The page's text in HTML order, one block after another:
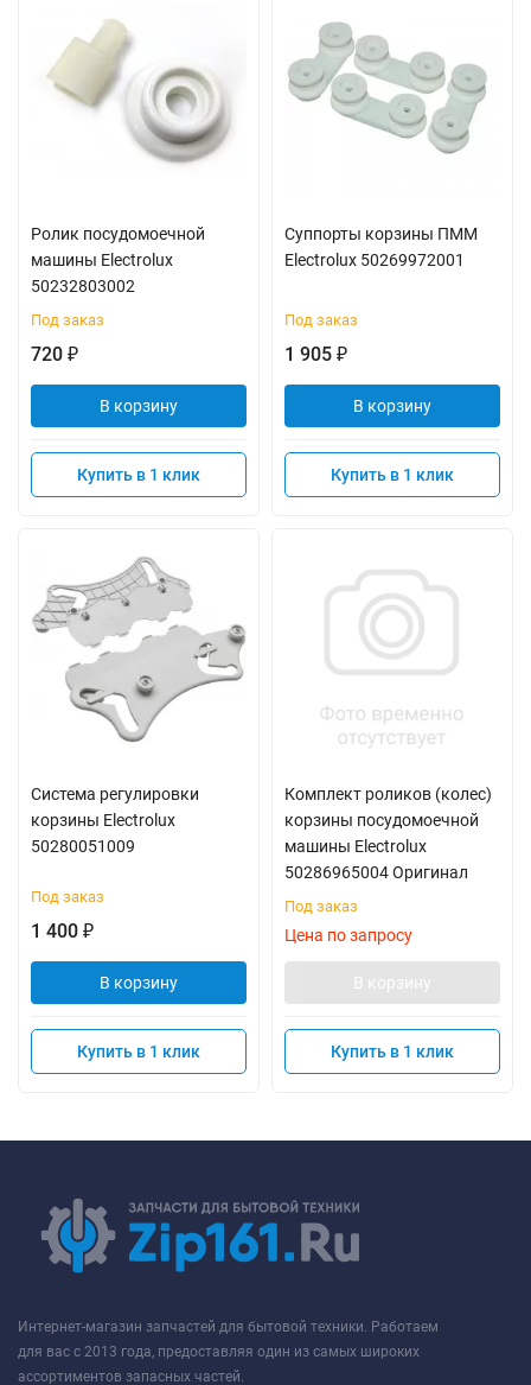
Ролик посудомоечной
машины Electrolux
50232803002
Под заказ
720 ₽
В корзину
Купить в 1 клик
Суппорты корзины ПММ
Electrolux 50269972001
Под заказ
1 905 ₽
В корзину
Купить в 1 клик
Система регулировки
корзины Electrolux
50280051009
Под заказ
1 400 ₽
В корзину
Купить в 1 клик
Комплект роликов (колес)
корзины посудомоечной
машины Electrolux
50286965004 Оригинал
Под заказ
Цена по запросу
В корзину
Купить в 1 клик
Интернет-магазин запчастей для бытовой техники. Работаем
для вас с 2013 года, предоставляя один из самых широких
ассортиментов запасных частей.